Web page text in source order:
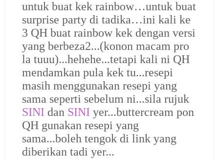
untuk buat kek rainbow…untuk buat
surprise party di tadika…ini kali ke
3 QH buat rainbow kek dengan versi
yang berbeza2...(konon macam pro
la tuuu)...hehehe...tetapi kali ni QH
mendamkan pula kek tu...resepi
masih menggunakan resepi yang
sama seperti sebelum ni...sila rujuk
SINI dan SINI yer...buttercream pon
QH gunakan resepi yang
sama...boleh tengok di link yang
diberikan tadi yer...